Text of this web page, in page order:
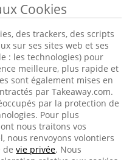
Cookies
des trackers, des scripts
sur ses sites web et ses
: les technologies) pour
meilleure, plus rapide et
sont également mises en
par Takeaway.com.
par la protection de
Pour plus
nous traitons vos
nous renvoyons volontiers
devie privée. Nous